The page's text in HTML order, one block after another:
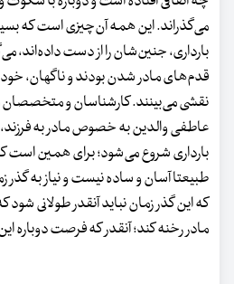
می‌گذراند. این همه آن‌چیزی است که
بارداری، جنین‌شان را از دست داده‌اند،
قدم‌های مادر شدن بودند و ناگهان،
نقشی می‌بینند. کارشناسان و
عاطفی والدین به خصوص مادر به فرزند،
بارداری شروع می‌شود؛ برای همین است که
طبیعتا آسان و ساده نیست و نیاز به گذر
که این گذر زمان نباید آنقدر طولانی
مادر رخنه کند؛ آنقدر که فرصت دوباره این